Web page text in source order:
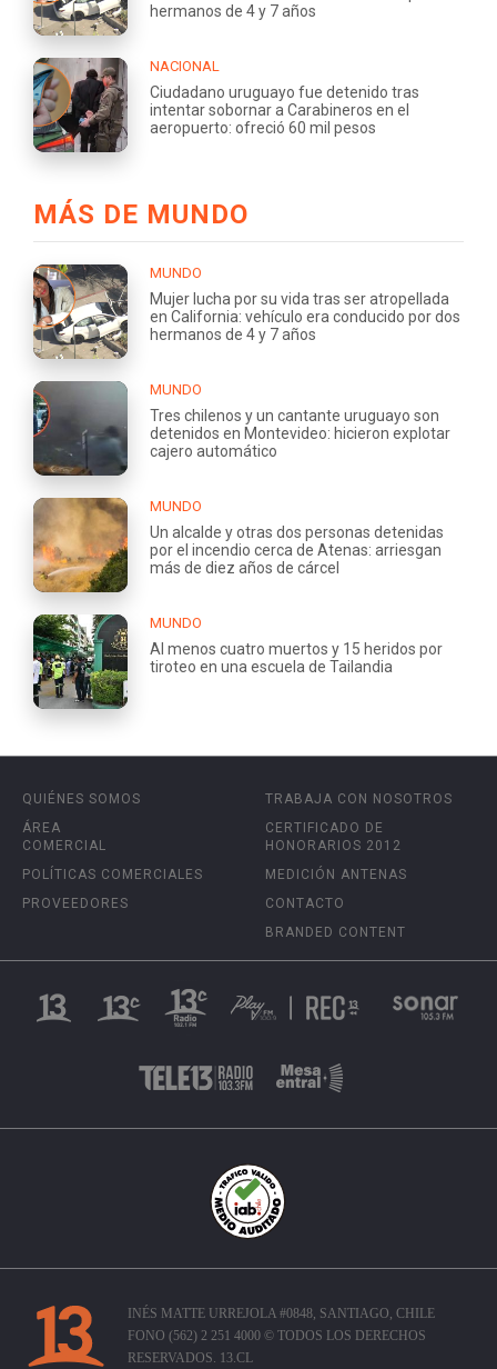
hermanos de 4 y 7 años
NACIONAL
Ciudadano uruguayo fue detenido tras
intentar sobornar a Carabineros en el
aeropuerto: ofreció 60 mil pesos
MÁS DE MUNDO
MUNDO
Mujer lucha por su vida tras ser atropellada
en California: vehículo era conducido por dos
hermanos de 4 y 7 años
MUNDO
Tres chilenos y un cantante uruguayo son
detenidos en Montevideo: hicieron explotar
cajero automático
MUNDO
Un alcalde y otras dos personas detenidas
por el incendio cerca de Atenas: arriesgan
más de diez años de cárcel
MUNDO
Al menos cuatro muertos y 15 heridos por
tiroteo en una escuela de Tailandia
QUIÉNES SOMOS
ÁREA
COMERCIAL
POLÍTICAS COMERCIALES
PROVEEDORES
TRABAJA CON NOSOTROS
CERTIFICADO DE
HONORARIOS 2012
MEDICIÓN ANTENAS
CONTACTO
BRANDED CONTENT
INÉS MATTE URREJOLA #0848, SANTIAGO, CHILE
FONO (562) 2 251 4000 © TODOS LOS DERECHOS
RESERVADOS. 13.CL